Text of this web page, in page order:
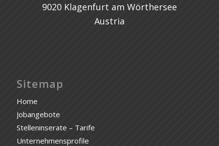
9020 Klagenfurt am Wörthersee
Austria
Sitemap
Home
Jobangebote
Stelleninserate – Tarife
Unternehmensprofile